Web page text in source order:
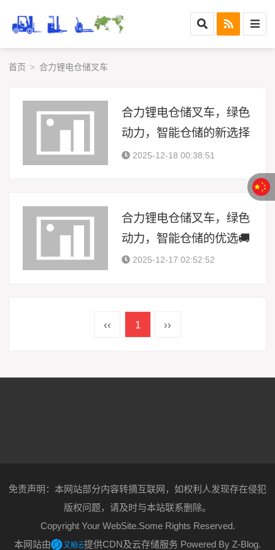
首页 > 合力锂电仓储叉车
合力锂电仓储叉车，绿色
动力，智能仓储的新选择
🚜 2025-12-18 00:38:51
合力锂电仓储叉车，绿色
动力，智能仓储的优选🚚
2025-12-17 02:52:52
‹‹ 1 ››
免责声明：本网站部分内容转摘互联网，如权利人发现存在侵犯
版权问题，请及时与本站联系删除。
Copyright Your WebSite.Some Rights Reserved.
本网站由
提供CDN及云存储服务 Powered By Z-Blog.